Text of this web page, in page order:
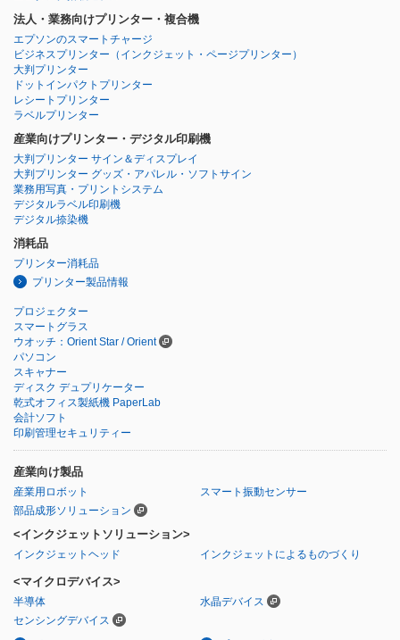
法人・業務向けプリンター・複合機
エプソンのスマートチャージ
ビジネスプリンター （インクジェット・ページプリンター）
大判プリンター
ドットインパクトプリンター
レシートプリンター
ラベルプリンター
産業向けプリンター・デジタル印刷機
大判プリンター サイン＆ディスプレイ
大判プリンター グッズ・アパレル・ソフトサイン
業務用写真・プリントシステム
デジタルラベル印刷機
デジタル捺染機
消耗品
プリンター消耗品
プリンター製品情報
プロジェクター
スマートグラス
ウオッチ：Orient Star / Orient
パソコン
スキャナー
ディスク デュプリケーター
乾式オフィス製紙機 PaperLab
会計ソフト
印刷管理セキュリティー
産業向け製品
産業用ロボット
スマート振動センサー
部品成形ソリューション
<インクジェットソリューション>
インクジェットヘッド インクジェットによるものづくり
<マイクロデバイス>
半導体
水晶デバイス
センシングデバイス